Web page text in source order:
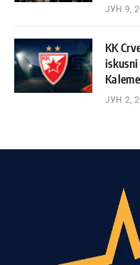
ЈУН 9,
KK
ЈУН 2,